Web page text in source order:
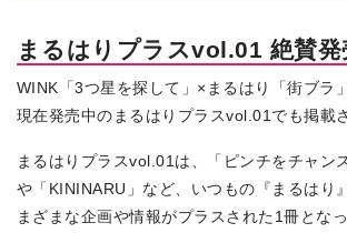
まるはりプラスvol.01 絶賛発
WINK「3つ星を探して」×まるはり「街ブラ
現在発売中のまるはりプラスvol.01でも掲載
まるはりプラスvol.01は、「ピンチをチャン
や「KININARU」など、いつもの『まるはり
まざまな企画や情報がプラスされた1冊となっ